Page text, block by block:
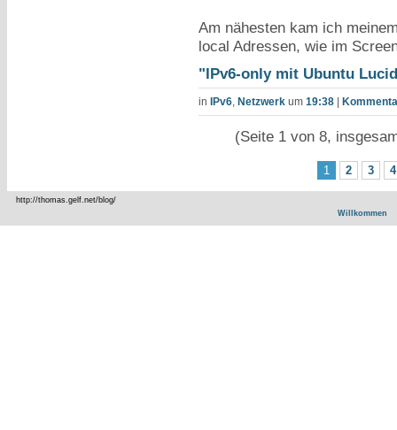
Am nähesten kam ich
local Adressen, wie im
"IPv6-only mit Ubuntu
in IPv6, Netzwerkum 19:38|
(Seite 1 von 8,
1 2 3 4
http://thomas.gelf.net/blog/
Willkommen